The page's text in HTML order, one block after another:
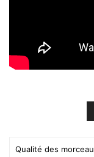
Qualité des